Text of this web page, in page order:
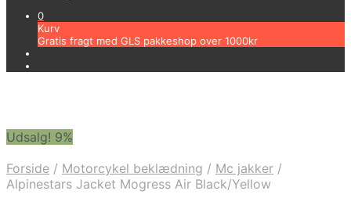
0
Kurv
Gratis fragt med GLS pakkeshop over 1000kr
Udsalg! 9%
Forside / Motorcykel beklædning / Mc jakker /
Alpinestars Jacket Mogress Air Black/Yellow